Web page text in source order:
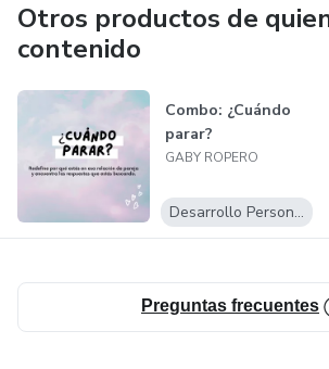
Otros productos de
contenido
Combo: ¿Cuándo
parar?
GABY ROPERO
Desarrollo Personal
Preguntas frecuentes